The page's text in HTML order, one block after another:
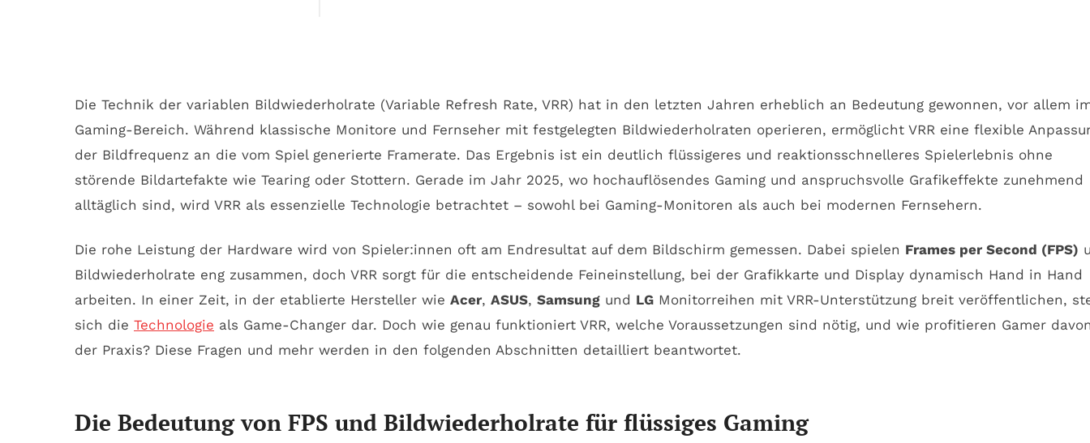
Die Technik der variablen Bildwiederholrate (Variable Refresh Rate, VRR) hat in den letzten Jahren erheblich an Bedeutung gewonnen, vor allem
Gaming-Bereich. Während klassische Monitore und Fernseher mit festgelegten Bildwiederholraten operieren, ermöglicht VRR eine flexible
der Bildfrequenz an die vom Spiel generierte Framerate. Das Ergebnis ist ein deutlich flüssigeres und reaktionsschnelleres Spielerlebnis ohne
störende Bildartefakte wie Tearing oder Stottern. Gerade im Jahr 2025, wo hochauflösendes Gaming und anspruchsvolle Grafikeffekte zunehmend
alltäglich sind, wird VRR als essenzielle Technologie betrachtet – sowohl bei Gaming-Monitoren als auch bei modernen Fernsehern.
Die rohe Leistung der Hardware wird von Spieler:innen oft am Endresultat auf dem Bildschirm gemessen. Dabei spielen Frames per Second (FPS)
Bildwiederholrate eng zusammen, doch VRR sorgt für die entscheidende Feineinstellung, bei der Grafikkarte und Display dynamisch Hand in Hand
arbeiten. In einer Zeit, in der etablierte Hersteller wie Acer, ASUS, Samsung und LG Monitorreihen mit VRR-Unterstützung breit veröffentlichen,
sich die Technologie als Game-Changer dar. Doch wie genau funktioniert VRR, welche Voraussetzungen sind nötig, und wie profitieren Gamer
der Praxis? Diese Fragen und mehr werden in den folgenden Abschnitten detailliert beantwortet.
Die Bedeutung von FPS und Bildwiederholrate für flüssiges Gaming